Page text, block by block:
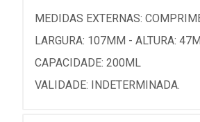
MEDIDAS EXTERNAS:
LARGURA: 107MM - ALTURA:
CAPACIDADE: 200ML
VALIDADE: INDETERMINADA.